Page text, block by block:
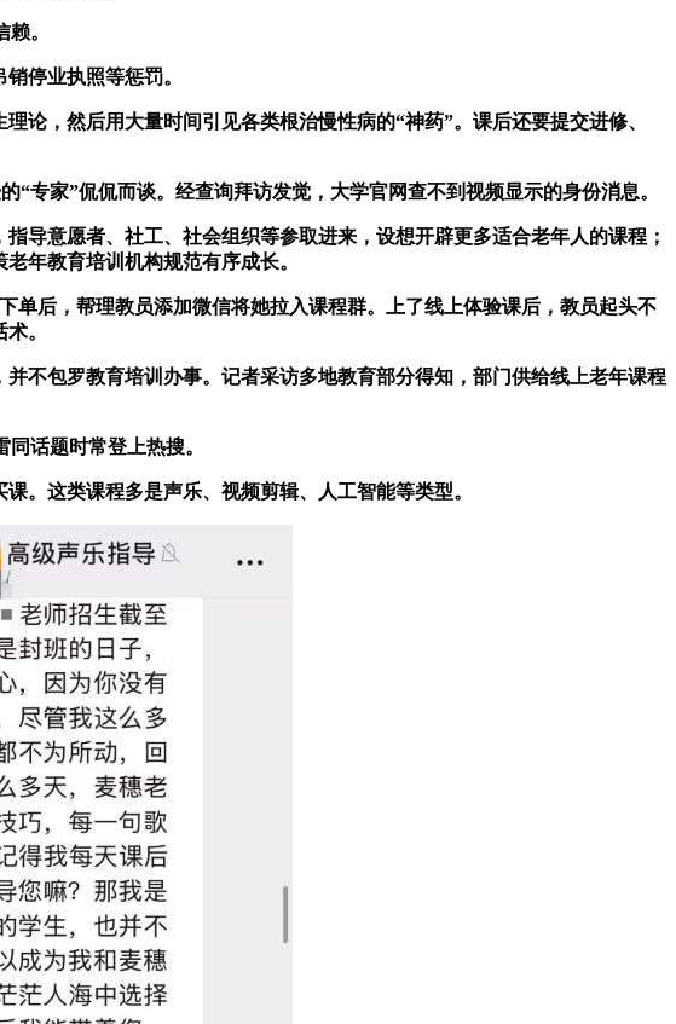
。
停业执照等惩罚。
，然后用大量时间引见各类根治慢性病的“神药”。课后还要提交进修、
家”侃侃而谈。经查询拜访发觉，大学官网查不到视频显示的身份消息。
意愿者、社工、社会组织等参取进来，设想开辟更多适合老年人的课程；
年教育培训机构规范有序成长。
后，帮理教员添加微信将她拉入课程群。上了线上体验课后，教员起头不
。
包罗教育培训办事。记者采访多地教育部分得知，部门供给线上老年课程
话题时常登上热搜。
这类课程多是声乐、视频剪辑、人工智能等类型。